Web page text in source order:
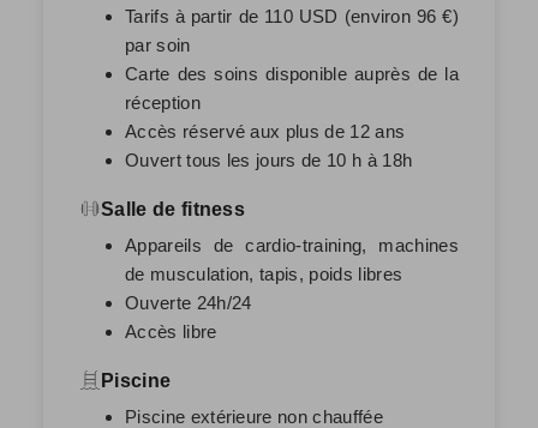
Tarifs à partir de 110 USD (environ 96 €)
par soin
Carte des soins disponible auprès de la
réception
Accès réservé aux plus de 12 ans
Ouvert tous les jours de 10 h à 18h
Salle de fitness
Appareils de cardio-training, machines
de musculation, tapis, poids libres
Ouverte 24h/24
Accès libre
Piscine
Piscine extérieure non chauffée